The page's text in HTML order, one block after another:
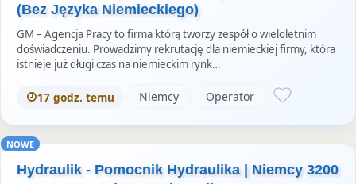
(Bez Języka Niemieckiego)
GM – Agencja Pracy to firma którą tworzy zespół o wieloletnim
doświadczeniu. Prowadzimy rekrutację dla niemieckiej firmy, która
istnieje już długi czas na niemieckim rynk…
17 godz. temu Niemcy Operator
NOWE
Hydraulik - Pomocnik Hydraulika | Niemcy 3200